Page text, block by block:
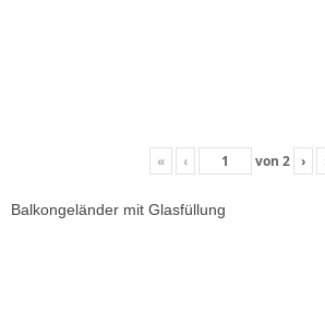
« ‹ von 2 ›
Balkongeländer mit Glasfüllung